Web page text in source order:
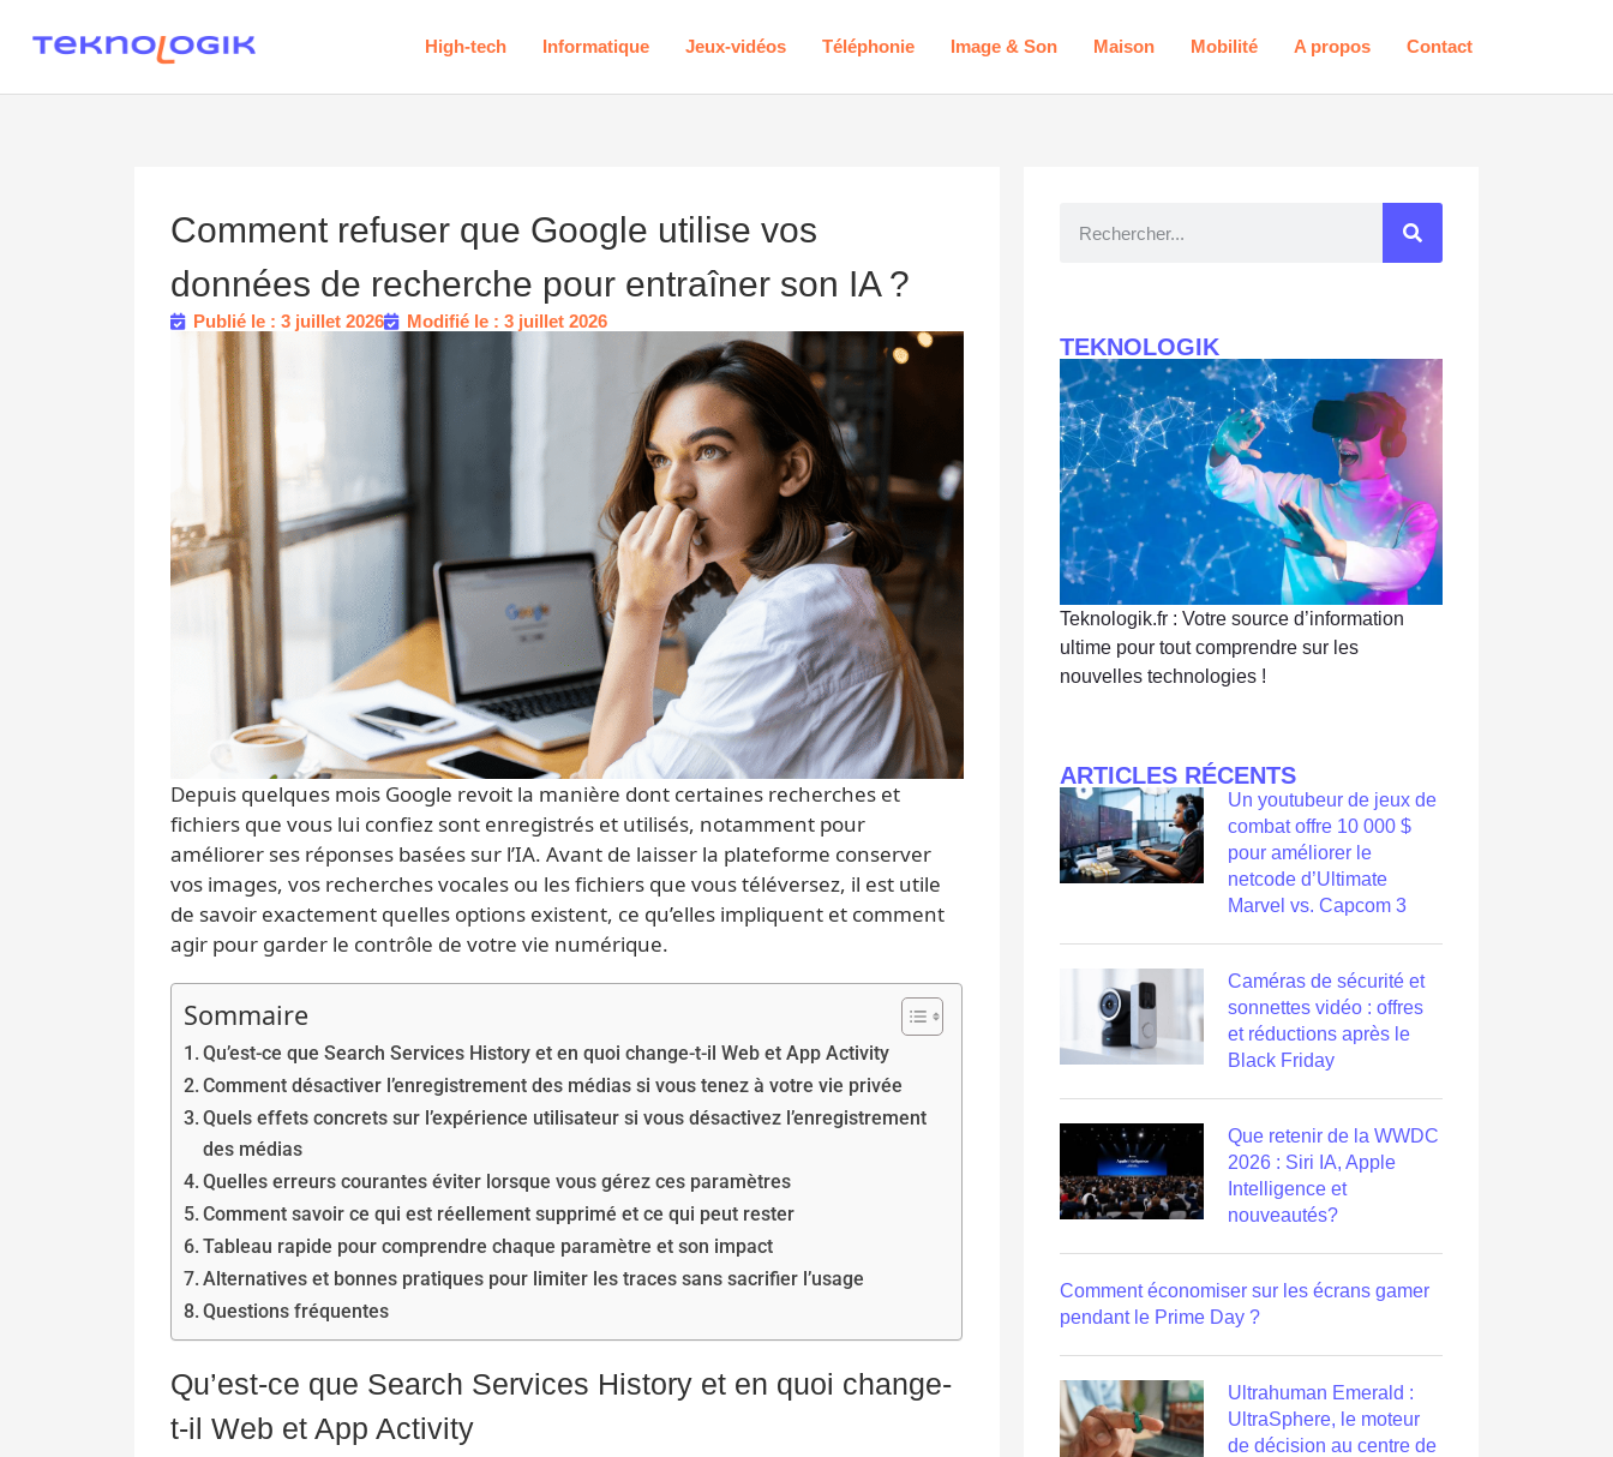
High-tech Informatique Jeux-vidéos Téléphonie Image & Son Maison Mobilité A propos Contact
Comment refuser que Google utilise vos
données de recherche pour entraîner son IA ?
Publié le : 3 juillet 2026 Modifié le : 3 juillet 2026
Depuis quelques mois Google revoit la manière dont certaines recherches et
fichiers que vous lui confiez sont enregistrés et utilisés, notamment pour
améliorer ses réponses basées sur l’IA. Avant de laisser la plateforme conserver
vos images, vos recherches vocales ou les fichiers que vous téléversez, il est utile
de savoir exactement quelles options existent, ce qu’elles impliquent et comment
agir pour garder le contrôle de votre vie numérique.
Sommaire
Qu’est-ce que Search Services History et en quoi change-t-il Web et App Activity
Comment désactiver l’enregistrement des médias si vous tenez à votre vie privée
Quels effets concrets sur l’expérience utilisateur si vous désactivez l’enregistrement
des médias
Quelles erreurs courantes éviter lorsque vous gérez ces paramètres
Comment savoir ce qui est réellement supprimé et ce qui peut rester
Tableau rapide pour comprendre chaque paramètre et son impact
Alternatives et bonnes pratiques pour limiter les traces sans sacrifier l’usage
Questions fréquentes
Qu’est-ce que Search Services History et en quoi change-
t-il Web et App Activity
TEKNOLOGIK
Teknologik.fr : Votre source d’information
ultime pour tout comprendre sur les
nouvelles technologies !
ARTICLES RÉCENTS
Un youtubeur de jeux de
combat offre 10 000 $
pour améliorer le
netcode d’Ultimate
Marvel vs. Capcom 3
Caméras de sécurité et
sonnettes vidéo : offres
et réductions après le
Black Friday
Que retenir de la WWDC
2026 : Siri IA, Apple
Intelligence et
nouveautés?
Comment économiser sur les écrans gamer
pendant le Prime Day ?
Ultrahuman Emerald :
UltraSphere, le moteur
de décision au centre de